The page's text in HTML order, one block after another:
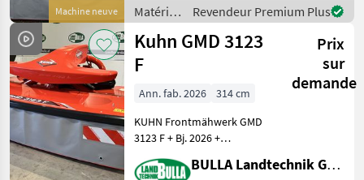
Machine neuve
dadurch mehr Durchgang
und mehr Le
Matériels
de
fenaison
/ Kuhn
Revendeur Premium Plus
Kuhn GMD 3123
F
Prix
sur
demande
Ann. fab. 2026
314 cm
KUHN Frontmähwerk GMD
3123 F + Bj. 2026 +
Transportbreite 3 Meter +
BULLA Landtechnik GmbH